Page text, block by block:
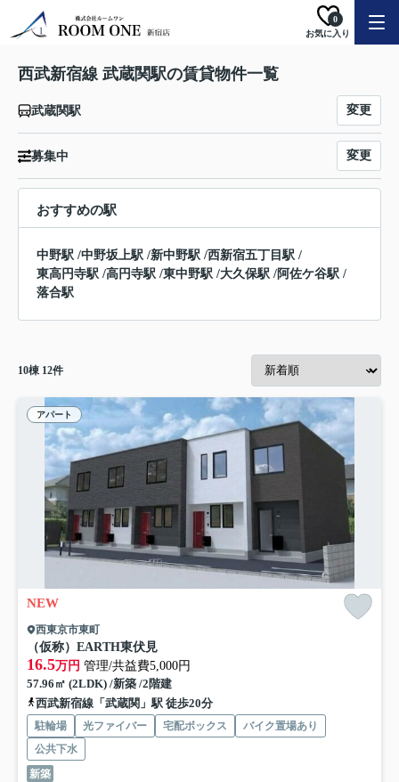
お気に入り
0
西武新宿線 武蔵関駅の賃貸物件一覧
武蔵関駅 変更
募集中 変更
おすすめの駅
中野駅 /中野坂上駅 /新中野駅 /西新宿五丁目駅 /
東高円寺駅 /高円寺駅 /東中野駅 /大久保駅 /阿佐ケ谷駅 /
落合駅
10棟 12件
アパート
NEW
西東京市東町
（仮称）EARTH東伏見
16.5万円 管理/共益費5,000円
57.96㎡ (2LDK) /新築 /2階建
西武新宿線「武蔵関」駅 徒歩20分
駐輪場 光ファイバー 宅配ボックス
バイク置場あり
公共下水
新築